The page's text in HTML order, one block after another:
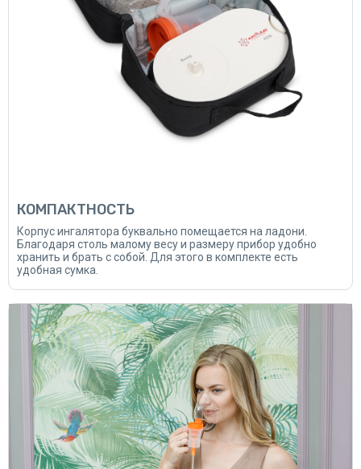
КОМПАКТНОСТЬ
Корпус ингалятора буквально помещается на ладони.
Благодаря столь малому весу и размеру прибор удобно
хранить и брать с собой. Для этого в комплекте есть
удобная сумка.